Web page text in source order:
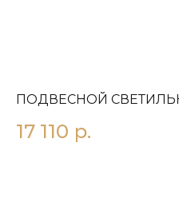
ПОДВЕСНОЙ
17 110 р.